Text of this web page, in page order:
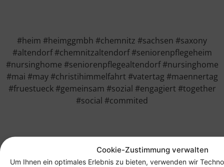
Cookie-Zustimmung verwalten
Um Ihnen ein optimales Erlebnis zu bieten, verwenden wir
#heim #heimggmbh #chemnitz #sachsen #saxony
#altendorf #chemnitzaltendorf #seniorenpflegeheim
#nursinghome #seniorenpflegealtendorf #nursinghome
#mai #may #christihimmelfahrt #vatertag #maennertag
#fruestueck #gemeinsam #sozial #engagiert #together
#social #commited